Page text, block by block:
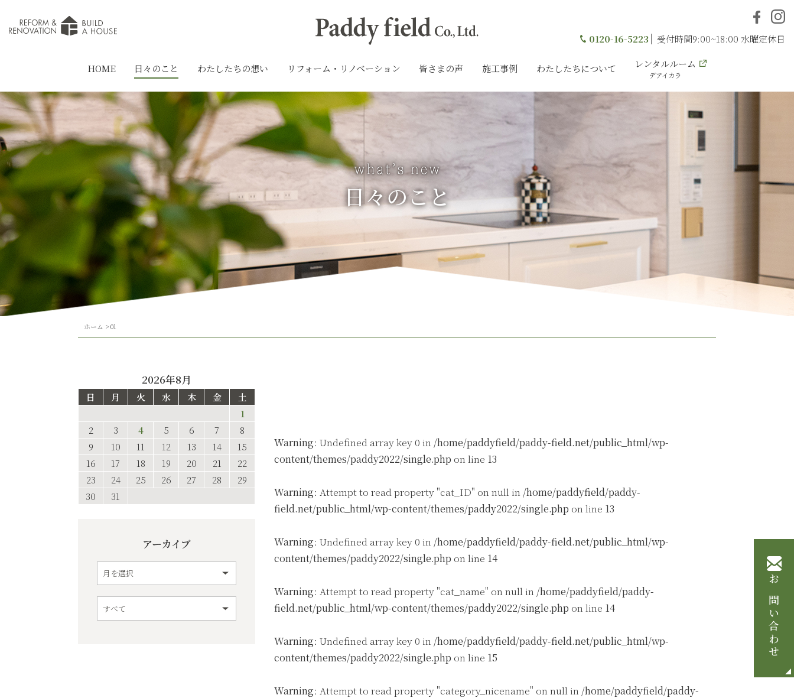
0120-16-5223 受付時間9:00~18:00 水曜定休日
HOME 日々のこと わたしたちの想い リフォーム・リノベーション 皆さまの声 施工事例 わたしたちについて レンタルルーム
デアイカラ
お問い合わせ
日々のこと
ホーム >01
Warning: Undefined array key 0 in /home/paddyfield/paddy-field.net/public_html/wp-
content/themes/paddy2022/single.php on line 13
Warning: Attempt to read property "cat_ID" on null in /home/paddyfield/paddy-
field.net/public_html/wp-content/themes/paddy2022/single.php on line 13
Warning: Undefined array key 0 in /home/paddyfield/paddy-field.net/public_html/wp-
content/themes/paddy2022/single.php on line 14
Warning: Attempt to read property "cat_name" on null in /home/paddyfield/paddy-
field.net/public_html/wp-content/themes/paddy2022/single.php on line 14
Warning: Undefined array key 0 in /home/paddyfield/paddy-field.net/public_html/wp-
content/themes/paddy2022/single.php on line 15
Warning: Attempt to read property "category_nicename" on null in /home/paddyfield/paddy-
2026年8月
日 月 火 水 木 金
土
1
2
3 4 5 6 7
8
9
10 11 12 13 14
15
16
17 18 19 20 21
22
23
24 25 26 27 28
29
30
31
アーカイブ